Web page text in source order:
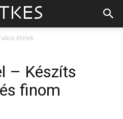
ételek
– Készíts
finom